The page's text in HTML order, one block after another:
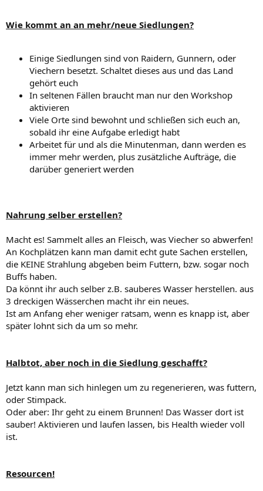
Wie kommt an an mehr/neue Siedlungen?
Einige Siedlungen sind von Raidern, Gunnern, oder
Viechern besetzt. Schaltet dieses aus und das Land
gehört euch
In seltenen Fällen braucht man nur den Workshop
aktivieren
Viele Orte sind bewohnt und schließen sich euch an,
sobald ihr eine Aufgabe erledigt habt
Arbeitet für und als die Minutenman, dann werden es
immer mehr werden, plus zusätzliche Aufträge, die
darüber generiert werden
Nahrung selber erstellen?
Macht es! Sammelt alles an Fleisch, was Viecher so abwerfen!
An Kochplätzen kann man damit echt gute Sachen erstellen,
die KEINE Strahlung abgeben beim Futtern, bzw. sogar noch
Buffs haben.
Da könnt ihr auch selber z.B. sauberes Wasser herstellen. aus
3 dreckigen Wässerchen macht ihr ein neues.
Ist am Anfang eher weniger ratsam, wenn es knapp ist, aber
später lohnt sich da um so mehr.
Halbtot, aber noch in die Siedlung geschafft?
Jetzt kann man sich hinlegen um zu regenerieren, was futtern,
oder Stimpack.
Oder aber: Ihr geht zu einem Brunnen! Das Wasser dort ist
sauber! Aktivieren und laufen lassen, bis Health wieder voll
ist.
Resourcen!